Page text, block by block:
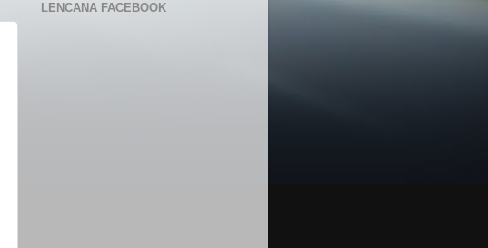
LENCANA FACEBOOK